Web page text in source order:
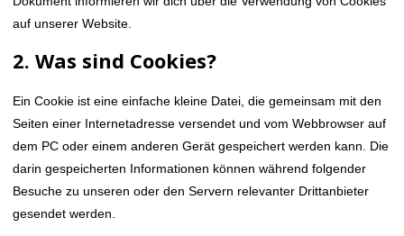
auf unserer Website.
2. Was sind Cookies?
Ein Cookie ist eine einfache kleine Datei, die gemeinsam mit den
Seiten einer Internetadresse versendet und vom Webbrowser auf
dem PC oder einem anderen Gerät gespeichert werden kann. Die
darin gespeicherten Informationen können während folgender
Besuche zu unseren oder den Servern relevanter Drittanbieter
gesendet werden.